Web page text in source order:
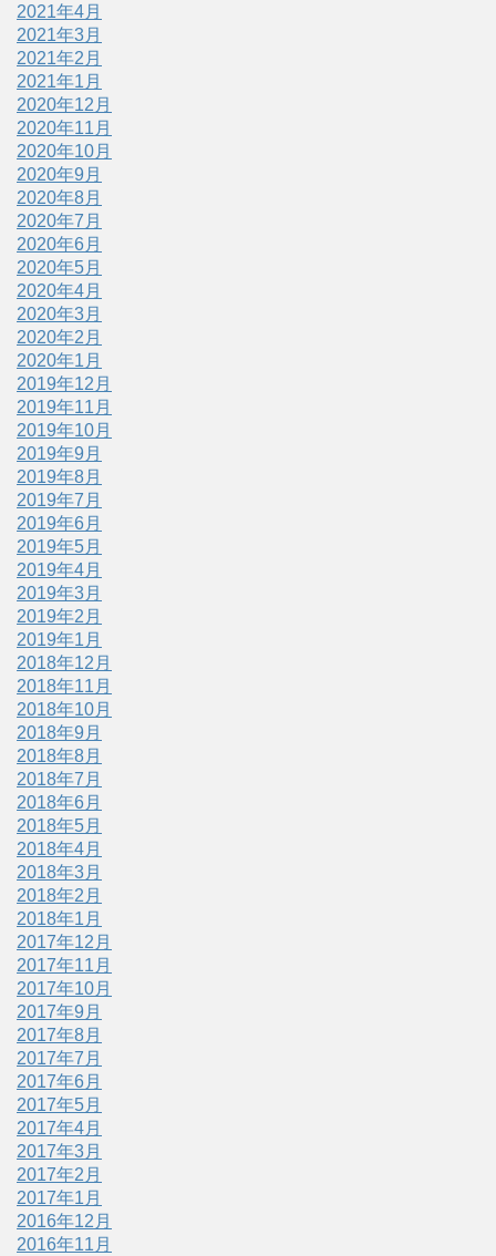
2021年4月
2021年3月
2021年2月
2021年1月
2020年12月
2020年11月
2020年10月
2020年9月
2020年8月
2020年7月
2020年6月
2020年5月
2020年4月
2020年3月
2020年2月
2020年1月
2019年12月
2019年11月
2019年10月
2019年9月
2019年8月
2019年7月
2019年6月
2019年5月
2019年4月
2019年3月
2019年2月
2019年1月
2018年12月
2018年11月
2018年10月
2018年9月
2018年8月
2018年7月
2018年6月
2018年5月
2018年4月
2018年3月
2018年2月
2018年1月
2017年12月
2017年11月
2017年10月
2017年9月
2017年8月
2017年7月
2017年6月
2017年5月
2017年4月
2017年3月
2017年2月
2017年1月
2016年12月
2016年11月